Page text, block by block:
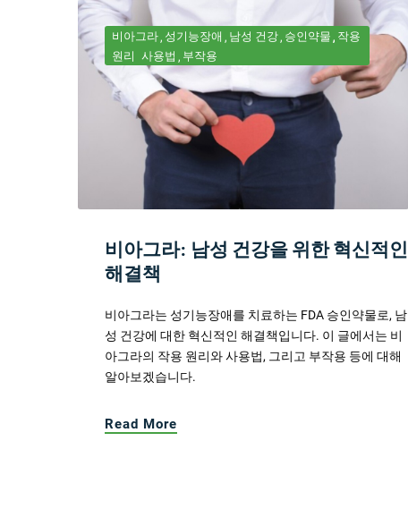
비아그라 성기능장애 남성 건강 승인약물 작용
원리 사용법 부작용
비아그라: 남성 건강을 위한 혁신적인
해결책
비아그라는 성기능장애를 치료하는 FDA 승인약물로, 남
성 건강에 대한 혁신적인 해결책입니다. 이 글에서는 비
아그라의 작용 원리와 사용법, 그리고 부작용 등에 대해
알아보겠습니다.
Read More